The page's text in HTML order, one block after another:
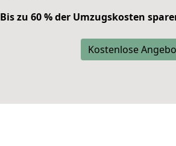
Bis zu 60 % der Umzugskosten
Kostenlose